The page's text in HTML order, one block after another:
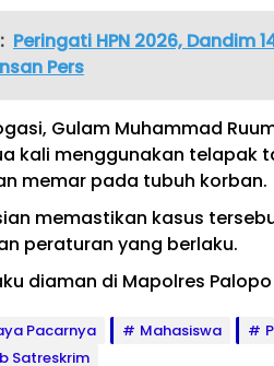
Peringati HPN 2026, Dandim
Pers
Gulam Muhammad
kali menggunakan telapak
memar pada tubuh korban.
memastikan kasus
peraturan yang berlaku.
diaman di Mapolres
Pacarnya Mahasiswa
Satreskrim